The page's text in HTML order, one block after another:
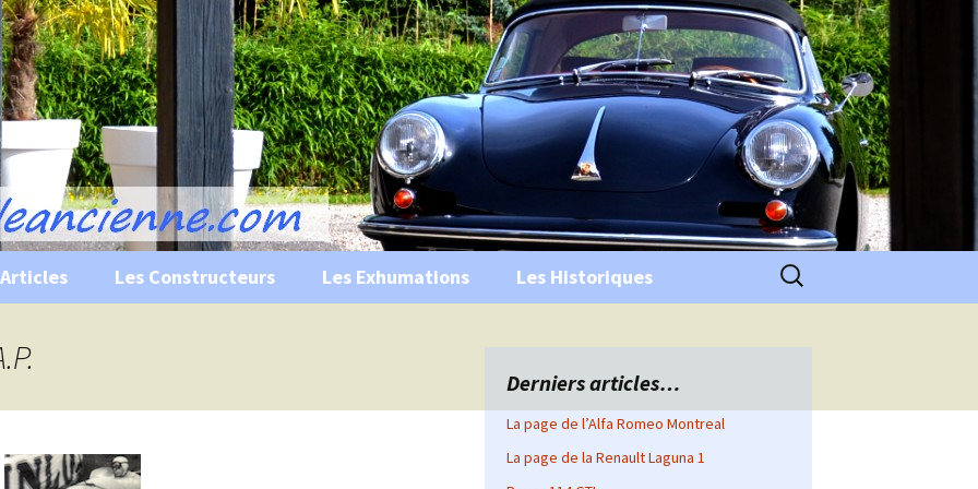
Ancienne
historiques …
Les Constructeurs Les Exhumations Les Historiques Rechercher :
Derniers articles…
La page de l’Alfa Romeo Montreal
La page de la Renault Laguna 1